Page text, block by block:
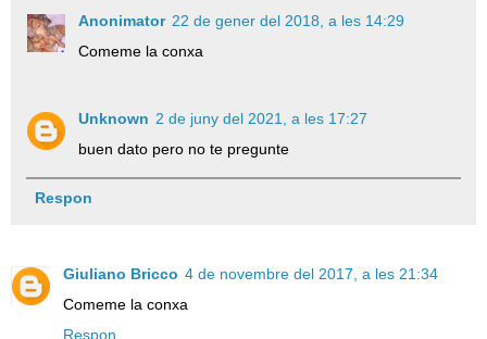
Anonimator 22 de gener del 2018, a les 14:29
Comeme la conxa
Unknown 2 de juny del 2021, a les 17:27
buen dato pero no te pregunte
Respon
Giuliano Bricco 4 de novembre del 2017, a les 21:34
Comeme la conxa
Respon